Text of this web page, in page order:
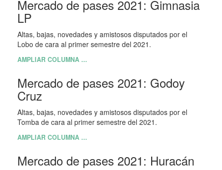
Mercado de pases 2021: Gimnasia
LP
Altas, bajas, novedades y amistosos disputados por el
Lobo de cara al primer semestre del 2021.
AMPLIAR COLUMNA ...
Mercado de pases 2021: Godoy
Cruz
Altas, bajas, novedades y amistosos disputados por el
Tomba de cara al primer semestre del 2021.
AMPLIAR COLUMNA ...
Mercado de pases 2021: Huracán